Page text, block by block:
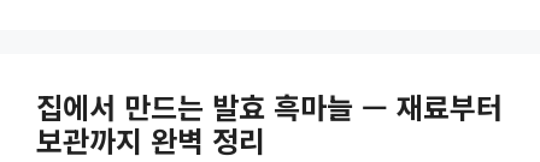
집에서 만드는 발효 흑마늘 — 재료부터
보관까지 완벽 정리